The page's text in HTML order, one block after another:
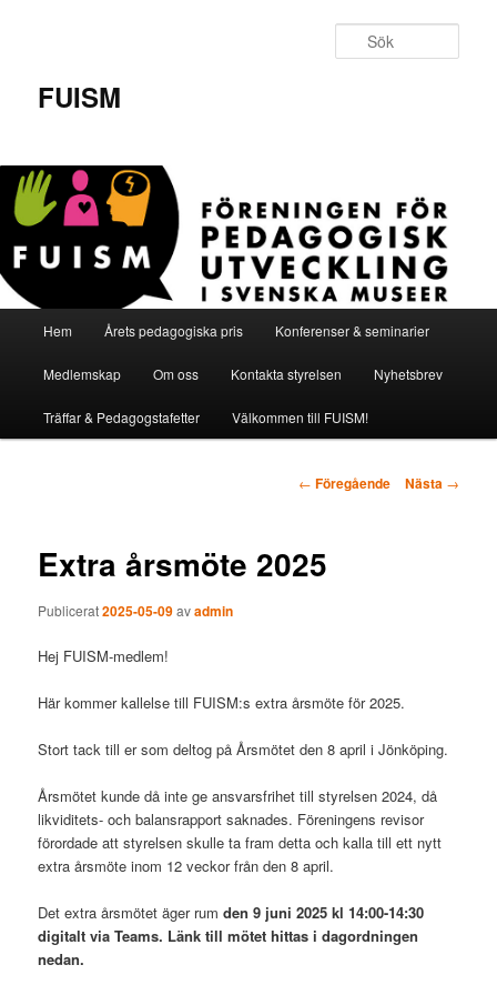
FUISM
Hem Årets pedagogiska pris Konferenser & seminarier
Medlemskap Om oss Kontakta styrelsen Nyhetsbrev
Träffar & Pedagogstafetter Välkommen till FUISM!
Inläggsnavigering
← Föregående Nästa →
Extra årsmöte 2025
Publicerat2025-05-09avadmin
Hej FUISM-medlem!
Här kommer kallelse till FUISM:s extra årsmöte för 2025.
Stort tack till er som deltog på Årsmötet den 8 april i Jönköping.
Årsmötet kunde då inte ge ansvarsfrihet till styrelsen 2024, då
likviditets- och balansrapport saknades. Föreningens revisor
förordade att styrelsen skulle ta fram detta och kalla till ett nytt
extra årsmöte inom 12 veckor från den 8 april.
Det extra årsmötet äger rumden 9 juni 2025 kl 14:00-14:30
digitalt via Teams. Länk till mötet hittas i dagordningen
nedan.